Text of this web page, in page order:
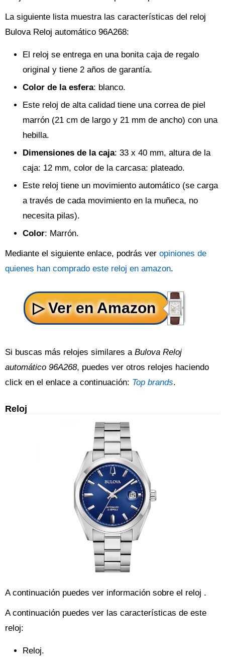
La siguiente lista muestra las características del reloj
Bulova Reloj automático 96A268:
El reloj se entrega en una bonita caja de regalo
original y tiene 2 años de garantía.
Color de la esfera: blanco.
Este reloj de alta calidad tiene una correa de piel
marrón (21 cm de largo y 21 mm de ancho) con una
hebilla.
Dimensiones de la caja: 33 x 40 mm, altura de la
caja: 12 mm, color de la carcasa: plateado.
Este reloj tiene un movimiento automático (se carga
a través de cada movimiento en la muñeca, no
necesita pilas).
Color: Marrón.
Mediante el siguiente enlace, podrás ver opiniones de
quienes han comprado este reloj en amazon.
Si buscas más relojes similares a Bulova Reloj
automático 96A268, puedes ver otros relojes haciendo
click en el enlace a continuación: Top brands.
Reloj
A continuación puedes ver información sobre el reloj .
A continuación puedes ver las características de este
reloj:
Reloj.